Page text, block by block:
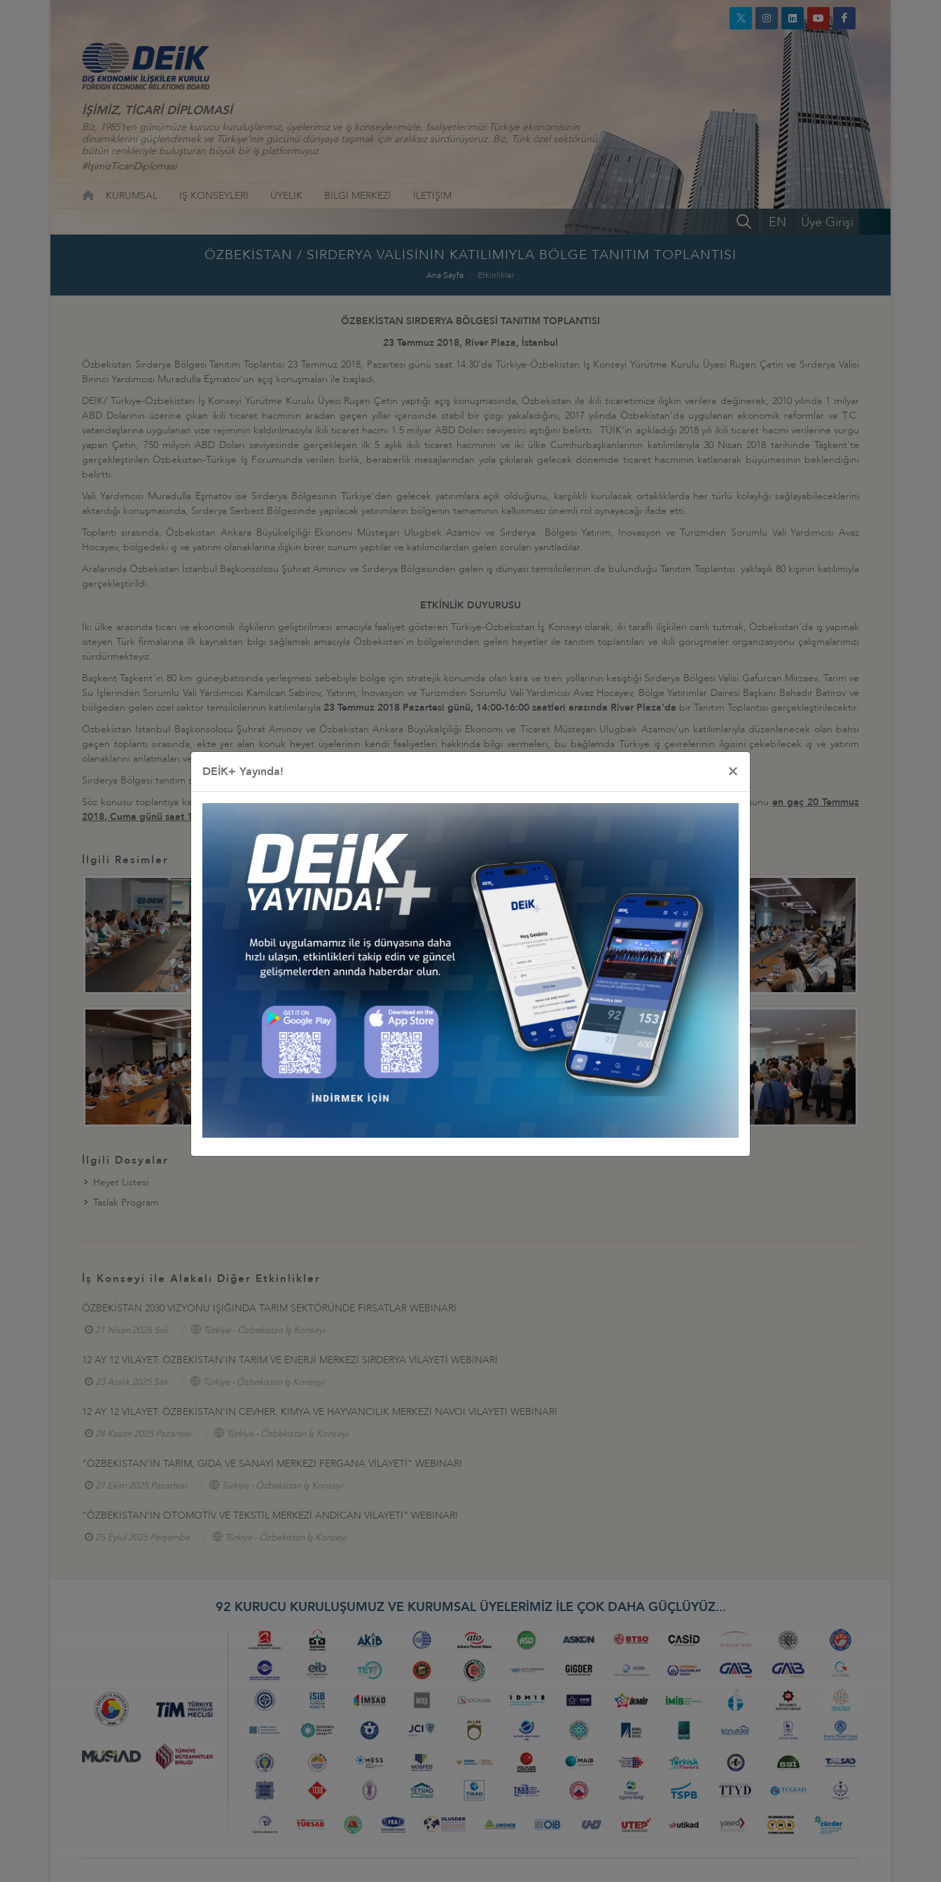
İŞİMİZ, TİCARİ DİPLOMASİ
Biz, 1985’ten günümüze kurucu kuruluşlarımız, üyelerimiz ve iş konseylerimizle, faaliyetlerimizi Türkiye ekonomisinin
dinamiklerini güçlendirmek ve Türkiye’nin gücünü dünyaya taşımak için aralıksız sürdürüyoruz. Biz, Türk özel sektörünü
bütün renkleriyle buluşturan büyük bir iş platformuyuz.
#İşimizTicariDiplomasi
KURUMSAL İŞ KONSEYLERİ ÜYELİK BİLGİ MERKEZİ İLETİŞİM
Üye Girişi
EN
ÖZBEKİSTAN / SIRDERYA VALİSİNİN KATILIMIYLA BÖLGE TANITIM TOPLANTISI
Ana Sayfa Etkinlikler
ÖZBEKİSTAN SIRDERYA BÖLGESİ TANITIM TOPLANTISI
23 Temmuz 2018, River Plaza, İstanbul
Özbekistan Sırderya Bölgesi Tanıtım Toplantısı 23 Temmuz 2018, Pazartesi günü saat 14:30'da Türkiye-Özbekistan İş Konseyi Yürütme Kurulu Üyesi Ruşen Çetin ve Sırderya Valisi
Birinci Yardımcısı Muradulla Eşmatov'un açış konuşmaları ile başladı.
DEİK/ Türkiye-Özbekistan İş Konseyi Yürütme Kurulu Üyesi Ruşen Çetin yaptığı açış konuşmasında, Özbekistan ile ikili ticaretimize ilişkin verilere değinerek; 2010 yılında 1 milyar
ABD Dolarının üzerine çıkan ikili ticaret hacminin aradan geçen yıllar içerisinde stabil bir çizgi yakaladığını, 2017 yılında Özbekistan'da uygulanan ekonomik reformlar ve T.C.
vatandaşlarına uygulanan vize rejiminin kaldırılmasıyla ikili ticaret hacmi 1.5 milyar ABD Doları seviyesini aştığını belirtti. TÜİK'in açıkladığı 2018 yılı ikili ticaret hacmi verilerine vurgu
yapan Çetin, 750 milyon ABD Doları seviyesinde gerçekleşen ilk 5 aylık ikili ticaret hacminin ve iki ülke Cumhurbaşkanlarının katılımlarıyla 30 Nisan 2018 tarihinde Taşkent'te
gerçekleştirilen Özbekistan-Türkiye İş Forumunda verilen birlik, beraberlik mesajlarından yola çıkılarak gelecek dönemde ticaret hacminin katlanarak büyümesinin beklendiğini
belirtti.
Vali Yardımcısı Muradulla Eşmatov ise Sırderya Bölgesinin Türkiye'den gelecek yatırımlara açık olduğunu, karşılıklı kurulacak ortaklıklarda her türlü kolaylığı sağlayabileceklerini
aktardığı konuşmasında, Sırderya Serbest Bölgesinde yapılacak yatırımların bölgenin tamamının kalkınması önemli rol oynayacağı ifade etti.
Toplantı sırasında, Özbekistan Ankara Büyükelçiliği Ekonomi Müsteşarı Ulugbek Azamov ve Sırderya Bölgesi Yatırım, İnovasyon ve Turizmden Sorumlu Vali Yardımcısı Avaz
Hocayev, bölgedeki iş ve yatırım olanaklarına ilişkin birer sunum yaptılar ve katılımcılardan gelen soruları yanıtladılar.
Aralarında Özbekistan İstanbul Başkonsolosu Şuhrat Aminov ve Sırderya Bölgesinden gelen iş dünyası temsilcilerinin de bulunduğu Tanıtım Toplantısı yaklaşık 80 kişinin katılımıyla
gerçekleştirildi.
ETKİNLİK DUYURUSU
İki ülke arasında ticari ve ekonomik ilişkilerin geliştirilmesi amacıyla faaliyet gösteren Türkiye-Özbekistan İş Konseyi olarak, iki taraflı ilişkileri canlı tutmak, Özbekistan'da iş yapmak
isteyen Türk firmalarına ilk kaynaktan bilgi sağlamak amacıyla Özbekistan'ın bölgelerinden gelen heyetler ile tanıtım toplantıları ve ikili görüşmeler organizasyonu çalışmalarımızı
sürdürmekteyiz.
Başkent Taşkent'in 80 km güneybatısında yerleşmesi sebebiyle bölge için stratejik konumda olan kara ve tren yollarının kesiştiği Sırderya Bölgesi Valisi Gafurcan Mirzaev, Tarım ve
Su İşlerinden Sorumlu Vali Yardımcısı Kamilcan Sabirov, Yatırım, İnovasyon ve Turizmden Sorumlu Vali Yardımcısı Avaz Hocayev, Bölge Yatırımlar Dairesi Başkanı Bahadır Batirov ve
bölgeden gelen özel sektör temsilcilerinin katılımlarıyla 23 Temmuz 2018 Pazartesi günü, 14:00-16:00 saatleri arasında River Plaza'da bir Tanıtım Toplantısı gerçekleştirilecektir.
Özbekistan İstanbul Başkonsolosu Şuhrat Aminov ve Özbekistan Ankara Büyükelçiliği Ekonomi ve Ticaret Müsteşarı Ulugbek Azamov'un katılımlarıyla düzenlenecek olan bahsi
geçen toplantı sırasında, ekte yer alan konuk heyet üyelerinin kendi faaliyetleri hakkında bilgi vermeleri, bu bağlamda Türkiye iş çevrelerinin ilgisini çekebilecek iş ve yatırım
olanaklarını anlatmaları ve karşılıklı olarak soruların cevaplanması planlanmaktadır.
Sirderya Bölgesi tanıtım sunumuna
https://www.deik.org.tr/contents-fileaction-17041
Söz konusu toplantıya katılmayı arzu eden üyelerimizinhttps://portal.deik.org.tr/KatilimFormu/688/11162adresli bağlantıda bulunan online kayıt formunu en geç 20 Temmuz
2018, Cuma günü saat 18:00'a kadar
İlgili Resimler
İlgili Dosyalar
Heyet Listesi
Taslak Program
İş Konseyi ile Alakalı Diğer Etkinlikler
ÖZBEKİSTAN 2030 VİZYONU IŞIĞINDA TARIM SEKTÖRÜNDE FIRSATLAR WEBİNARI
21 Nisan 2026 Salı Türkiye - Özbekistan İş Konseyi
12 AY 12 VİLAYET: ÖZBEKİSTAN'IN TARIM VE ENERJİ MERKEZİ SIRDERYA VİLAYETİ WEBİNARI
23 Aralık 2025 Salı Türkiye - Özbekistan İş Konseyi
12 AY 12 VİLAYET: ÖZBEKİSTAN'IN CEVHER, KİMYA VE HAYVANCILIK MERKEZİ NAVOI VİLAYETİ WEBİNARI
24 Kasım 2025 Pazartesi Türkiye - Özbekistan İş Konseyi
"ÖZBEKİSTAN’IN TARIM, GIDA VE SANAYİ MERKEZİ FERGANA VİLAYETİ" WEBINARI
27 Ekim 2025 Pazartesi Türkiye - Özbekistan İş Konseyi
“ÖZBEKİSTAN’IN OTOMOTİV VE TEKSTİL MERKEZİ ANDİCAN VİLAYETİ” WEBINARI
25 Eylül 2025 Perşembe Türkiye - Özbekistan İş Konseyi
92 KURUCU KURULUŞUMUZ VE KURUMSAL ÜYELERİMİZ İLE ÇOK DAHA GÜÇLÜYÜZ...
DEİK+ Yayında! ×